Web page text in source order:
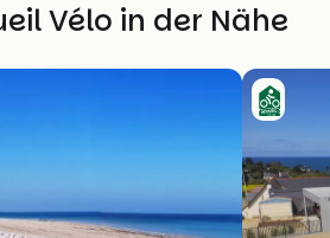
Vélo in der Nähe